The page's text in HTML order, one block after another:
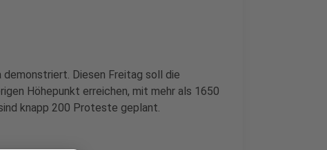
Diesen Freitag soll die
Höhepunkt erreichen, mit mehr als 1650
knapp 200 Proteste geplant.